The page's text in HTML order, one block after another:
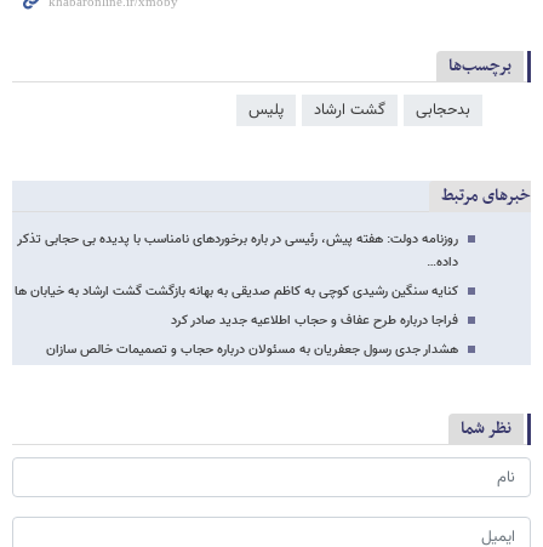
برچسب‌ها
بدحجابی گشت ارشاد پلیس
خبرهای مرتبط
روزنامه دولت: هفته پیش، رئیسی در باره برخوردهای نامناسب با پدیده بی حجابی تذکر
داده…
کنایه سنگین رشیدی کوچی به کاظم صدیقی به بهانه بازگشت گشت ارشاد به خیابان ها
فراجا درباره طرح عفاف و حجاب اطلاعیه جدید صادر کرد
هشدار جدی رسول جعفریان به مسئولان درباره حجاب و تصمیمات خالص سازان
نظر شما